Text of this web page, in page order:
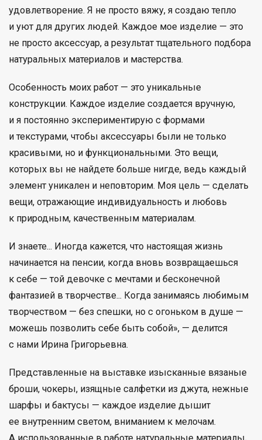
удовлетворение. Я не просто вяжу, я создаю тепло
и уют для других людей. Каждое мое изделие — это
не просто аксессуар, а результат тщательного подбора
натуральных материалов и мастерства.
Особенность моих работ — это уникальные
конструкции. Каждое изделие создается вручную,
и я постоянно экспериментирую с формами
и текстурами, чтобы аксессуары были не только
красивыми, но и функциональными. Это вещи,
которых вы не найдете больше нигде, ведь каждый
элемент уникален и неповторим. Моя цель — сделать
вещи, отражающие индивидуальность и любовь
к природным, качественным материалам.
И знаете... Иногда кажется, что настоящая жизнь
начинается на пенсии, когда вновь возвращаешься
к себе — той девочке с мечтами и бесконечной
фантазией в творчестве... Когда занимаясь любимым
творчеством — без спешки, но с огоньком в душе —
можешь позволить себе быть собой», — делится
с нами Ирина Григорьевна.
Представленные на выставке изысканные вязаные
броши, чокеры, изящные салфетки из джута, нежные
шарфы и бактусы — каждое изделие дышит
ее внутренним светом, вниманием к мелочам.